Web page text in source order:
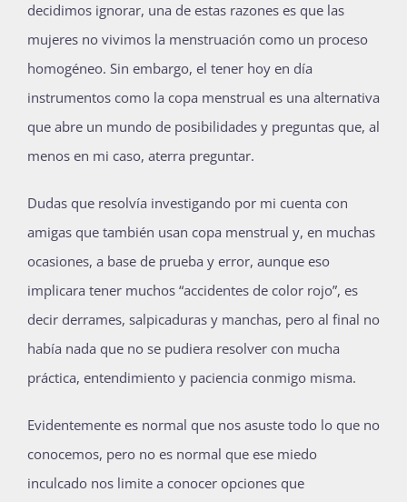
decidimos ignorar, una de estas razones es que las
mujeres no vivimos la menstruación como un proceso
homogéneo. Sin embargo, el tener hoy en día
instrumentos como la copa menstrual es una alternativa
que abre un mundo de posibilidades y preguntas que, al
menos en mi caso, aterra preguntar.
Dudas que resolvía investigando por mi cuenta con
amigas que también usan copa menstrual y, en muchas
ocasiones, a base de prueba y error, aunque eso
implicara tener muchos “accidentes de color rojo”, es
decir derrames, salpicaduras y manchas, pero al final no
había nada que no se pudiera resolver con mucha
práctica, entendimiento y paciencia conmigo misma.
Evidentemente es normal que nos asuste todo lo que no
conocemos, pero no es normal que ese miedo
inculcado nos limite a conocer opciones que